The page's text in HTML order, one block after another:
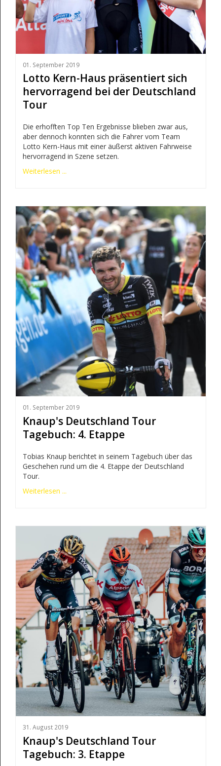
01. September 2019
Lotto Kern-Haus präsentiert sich
hervorragend bei der Deutschland
Tour
Die erhofften Top Ten Ergebnisse blieben zwar aus,
aber dennoch konnten sich die Fahrer vom Team
Lotto Kern-Haus mit einer äußerst aktiven Fahrweise
hervorragend in Szene setzen.
Weiterlesen ...
01. September 2019
Knaup's Deutschland Tour
Tagebuch: 4. Etappe
Tobias Knaup berichtet in seinem Tagebuch über das
Geschehen rund um die 4. Etappe der Deutschland
Tour.
Weiterlesen ...
31. August 2019
Knaup's Deutschland Tour
Tagebuch: 3. Etappe